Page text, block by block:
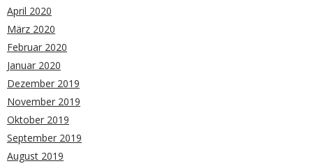
April 2020
März 2020
Februar 2020
Januar 2020
Dezember 2019
November 2019
Oktober 2019
September 2019
August 2019